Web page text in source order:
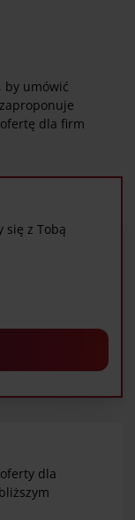
by umówić
dla firm
się z Tobą
dla